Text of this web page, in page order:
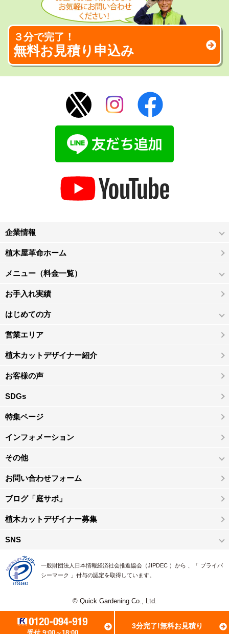
3分完了!無料お見積り
３分で完了！
無料お見積り申込み
企業情報
植木屋革命ホーム
メニュー（料金一覧）
お手入れ実績
はじめての方
営業エリア
植木カットデザイナー紹介
お客様の声
SDGs
特集ページ
インフォメーション
その他
お問い合わせフォーム
ブログ「庭サポ」
植木カットデザイナー募集
SNS
一般財団法人日本情報経済社会推進協会（JIPDEC ）から 、「 プライバ
シーマーク 」付与の認定を取得しています。
© Quick Gardening Co., Ltd.